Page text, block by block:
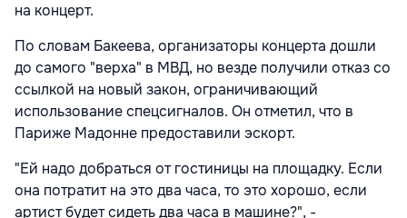
на концерт.
По словам Бакеева, организаторы концерта дошли
до самого "верха" в МВД, но везде получили отказ со
ссылкой на новый закон, ограничивающий
использование спецсигналов. Он отметил, что в
Париже Мадонне предоставили эскорт.
"Ей надо добраться от гостиницы на площадку. Если
она потратит на это два часа, то это хорошо, если
артист будет сидеть два часа в машине?", -